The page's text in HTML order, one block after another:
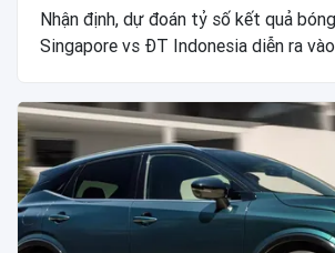
Nhận định, dự đoán tỷ số kết quả
Singapore vs ĐT Indonesia diễn ra vào